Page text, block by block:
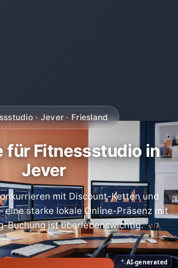
AI-generated
· Jever · Friesland
für Fitnessstudio in
Jever
mit Discount-Ketten und
eine starke lokale Online-Präsenz mit
Buchung ist überlebenswichtig.